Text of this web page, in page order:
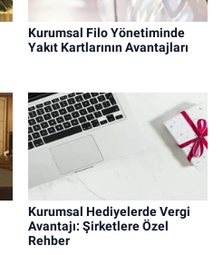
Kurumsal Filo Yönetiminde
Yakıt Kartlarının Avantajları
Kurumsal Hediyelerde Vergi
Avantajı: Şirketlere Özel
Rehber